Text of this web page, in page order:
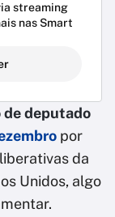
streaming
nas Smart
de deputado
por
da
Unidos, algo